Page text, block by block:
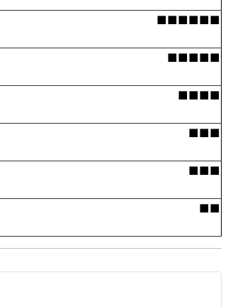
■■■■■■
■■■■■
■■■■
■■■
■■■
■■